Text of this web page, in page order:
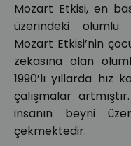
Mozart Etkisi, en
üzerindeki olumlu
Mozart Etkisi’nin
zekasına olan
1990’lı yıllarda hız
çalışmalar
insanın beyni
çekmektedir.